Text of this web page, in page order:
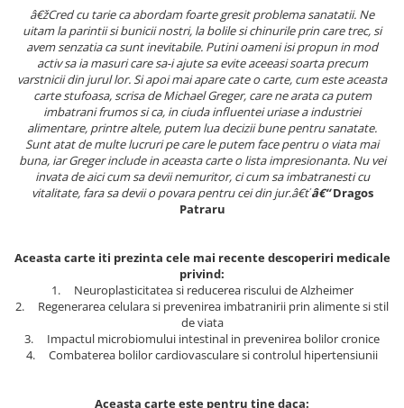
Beletristica
Biografii, Memorii, Jurnale
Carti erotice
Carti pentru Adolescenti, Young
Adult
Crime, Thriller, Mistery
Literatura Romana
Literatura Universala
romantice
Senzatii/Dragoste
Senzatii/Suspans
â€žCred cu tarie ca abordam foarte gresit problema sanatatii. Ne
uitam la parintii si bunicii nostri, la bolile si chinurile prin care trec, si
avem senzatia ca sunt inevitabile. Putini oameni isi propun in mod
activ sa ia masuri care sa-i ajute sa evite aceeasi soarta precum
varstnicii din jurul lor. Si apoi mai apare cate o carte, cum este aceasta
carte stufoasa, scrisa de Michael Greger, care ne arata ca putem
imbatrani frumos si ca, in ciuda influentei uriase a industriei
alimentare, printre altele, putem lua decizii bune pentru sanatate.
Sunt atat de multe lucruri pe care le putem face pentru o viata mai
buna, iar Greger include in aceasta carte o lista impresionanta. Nu vei
invata de aici cum sa devii nemuritor, ci cum sa imbatranesti cu
vitalitate, fara sa devii o povara pentru cei din jur.â€ťâ€“Dragos
Patraru
Aceasta carte iti prezinta cele mai recente descoperiri medicale
privind:
1. Neuroplasticitatea si reducerea riscului de Alzheimer
2. Regenerarea celulara si prevenirea imbatranirii prin alimente si stil
de viata
3. Impactul microbiomului intestinal in prevenirea bolilor cronice
4. Combaterea bolilor cardiovasculare si controlul hipertensiunii
Aceasta carte este pentru tine daca: